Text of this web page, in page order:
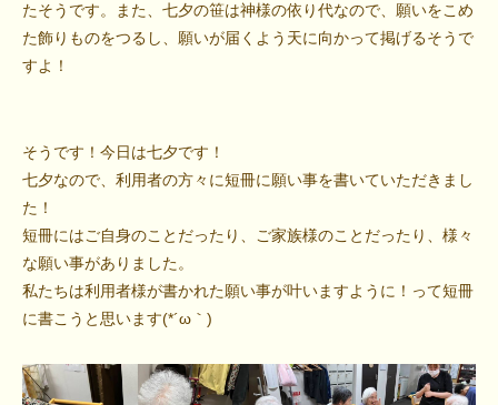
たそうです。また、七夕の笹は神様の依り代なので、願いをこめ
た飾りものをつるし、願いが届くよう天に向かって掲げるそうで
すよ！
そうです！今日は七夕です！
七夕なので、利用者の方々に短冊に願い事を書いていただきまし
た！
短冊にはご自身のことだったり、ご家族様のことだったり、様々
な願い事がありました。
私たちは利用者様が書かれた願い事が叶いますように！って短冊
に書こうと思います(*´ω｀)